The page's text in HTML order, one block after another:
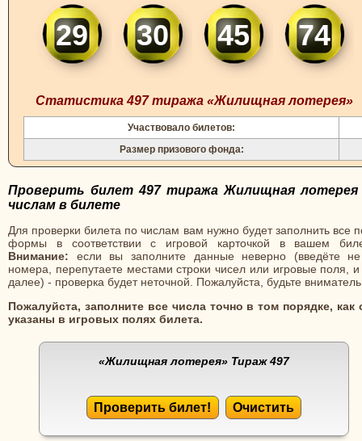
29 30 45 74
Статистика 497 тиража «Жилищная лотерея»
Участвовало билетов:
Размер призового фонда:
Проверить билет 497 тиража Жилищная лотерея
числам в билете
Для проверки билета по числам вам нужно будет заполнить все
формы в соответствии с игровой карточкой в вашем
Внимание: если вы заполните данные неверно (введёте
номера, перепутаете местами строки чисел или игровые поля, и
далее) - проверка будет неточной. Пожалуйста, будьте
Пожалуйста, заполните все числа точно в том порядке, как
указаны в игровых полях билета.
«Жилищная лотерея» Тираж 497
Проверить билет! Очистить